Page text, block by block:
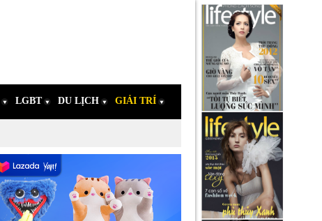
LGBT DU LỊCH GIẢI TRÍ